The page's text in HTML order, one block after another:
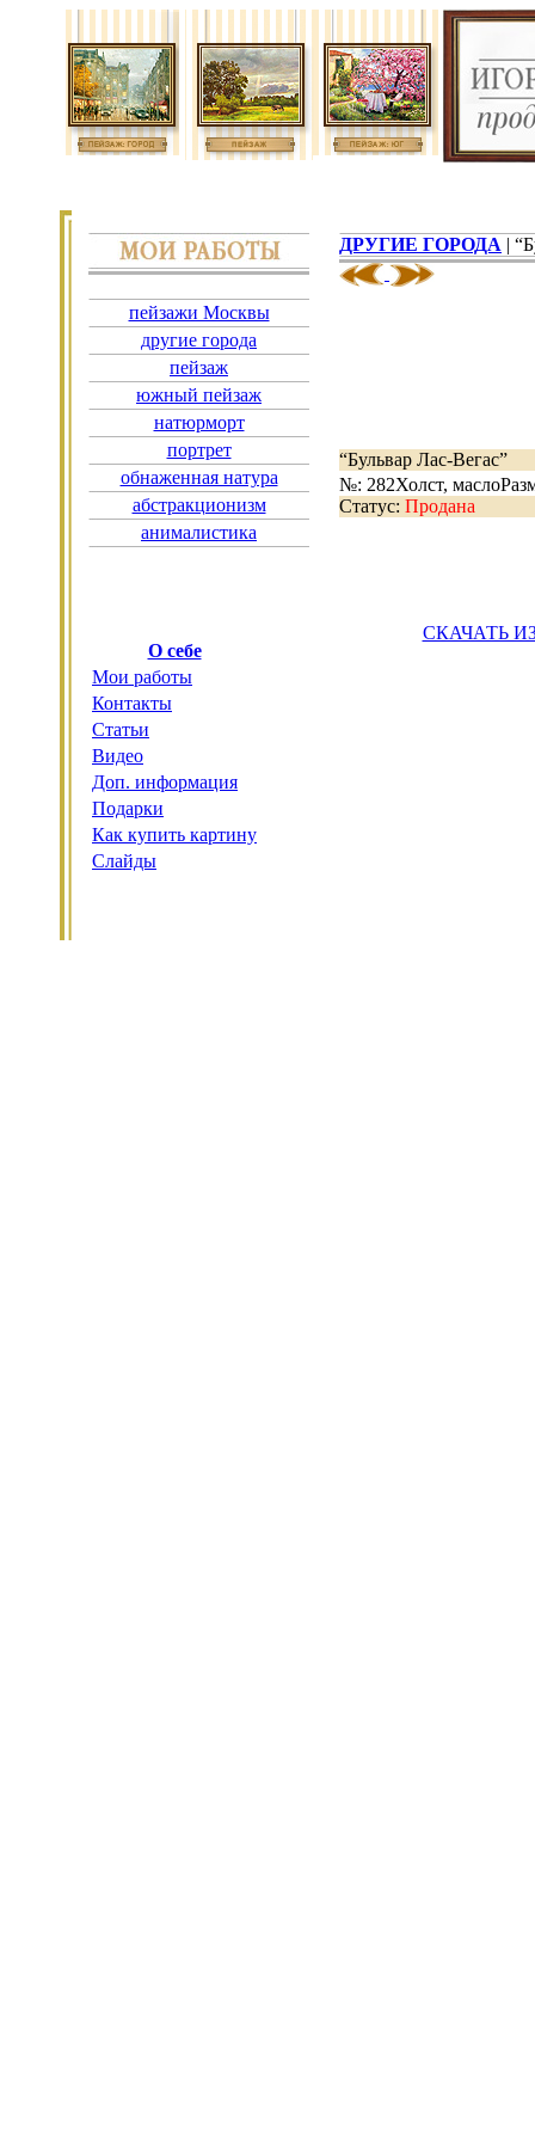
пейзажи Москвы
другие города
пейзаж
южный пейзаж
натюрморт
портрет
обнаженная натура
абстракционизм
анималистика
О себе
Мои работы
Контакты
Статьи
Видео
Доп. информация
Подарки
Как купить картину
Слайды
ДРУГИЕ ГОРОДА |
“Бульвар Лас-Вегас”
№: 282Холст, масло
Статус: Продана
СКАЧАТЬ